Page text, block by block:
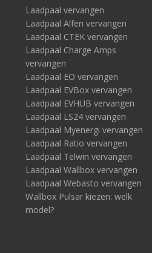
Laadpaal vervangen
Laadpaal Alfen vervangen
Laadpaal CTEK vervangen
Laadpaal Charge Amps
vervangen
Laadpaal EO vervangen
Laadpaal EVBox vervangen
Laadpaal EVHUB vervangen
Laadpaal LS24 vervangen
Laadpaal Myenergi vervangen
Laadpaal Ratio vervangen
Laadpaal Telwin vervangen
Laadpaal Wallbox vervangen
Laadpaal Webasto vervangen
Wallbox Pulsar kiezen: welk
model?